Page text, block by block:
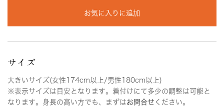
お気に入りに追加
サイズ
大きいサイズ(女性174cm以上/男性180cm以上)
※表示サイズは目安となります。着付けにて多少の調整は可能と
なります。身長の高い方でも、まずはお問合せ ください。